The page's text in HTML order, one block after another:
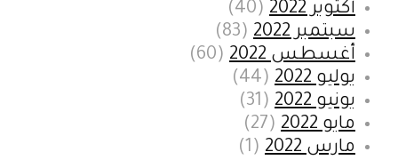
أكتوبر 2022
(40)
سبتمبر 2022
(83)
أغسطس 2022
(60)
يوليو 2022
(44)
يونيو 2022
(31)
مايو 2022
(27)
مارس 2022
(1)